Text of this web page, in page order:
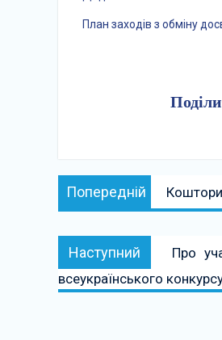
План заходів з обміну
Навігація
записів
Попередній
Наступний
Про
всеукраїнського